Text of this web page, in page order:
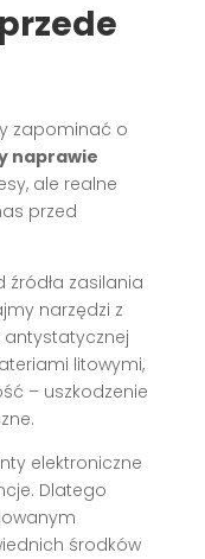
zapominać o
naprawie
ale realne
przed
źródła zasilania
narzędzi z
litowymi,
– uszkodzenie
elektroniczne
Dlatego
środków